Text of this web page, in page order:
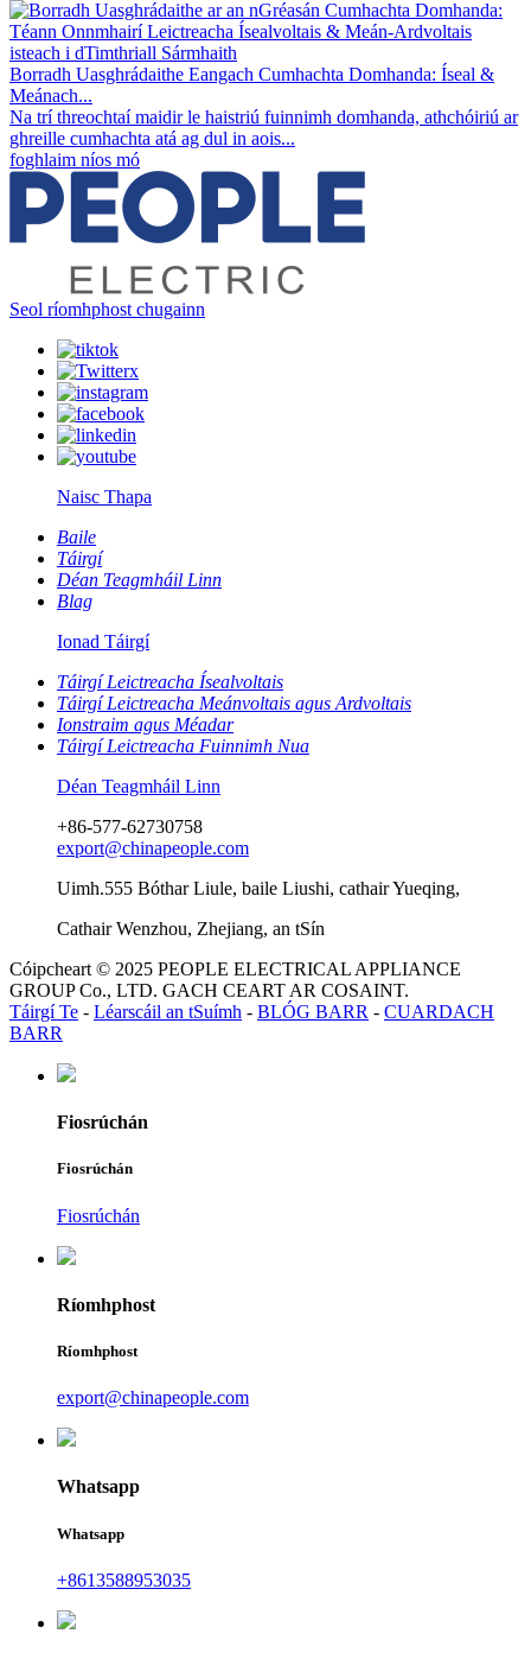
Borradh Uasghrádaithe Eangach Cumhachta Domhanda: Íseal &
Meánach...
Na trí threochtaí maidir le haistriú fuinnimh domhanda, athchóiriú ar
ghreille cumhachta atá ag dul in aois...
foghlaim níos mó
Seol ríomhphost chugainn
Naisc Thapa
Baile
Táirgí
Déan Teagmháil Linn
Blag
Ionad Táirgí
Táirgí Leictreacha Ísealvoltais
Táirgí Leictreacha Meánvoltais agus Ardvoltais
Ionstraim agus Méadar
Táirgí Leictreacha Fuinnimh Nua
Déan Teagmháil Linn
+86-577-62730758
export@chinapeople.com
Uimh.555 Bóthar Liule, baile Liushi, cathair Yueqing,
Cathair Wenzhou, Zhejiang, an tSín
Cóipcheart © 2025 PEOPLE ELECTRICAL APPLIANCE
GROUP Co., LTD. GACH CEART AR COSAINT.
Táirgí Te - Léarscáil an tSuímh - BLÓG BARR - CUARDACH
BARR
Fiosrúchán
Fiosrúchán
Fiosrúchán
Ríomhphost
Ríomhphost
export@chinapeople.com
Whatsapp
Whatsapp
+8613588953035